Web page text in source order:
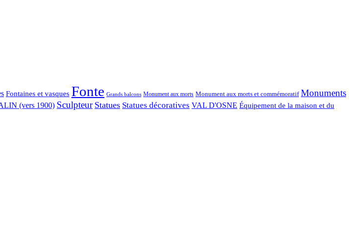
Fontaines et vasques Fonte Grands balcons Monument aux morts Monument aux morts et commémoratif Monuments
(vers 1900) Sculpteur Statues Statues décoratives VAL D'OSNE Équipement de la maison et du